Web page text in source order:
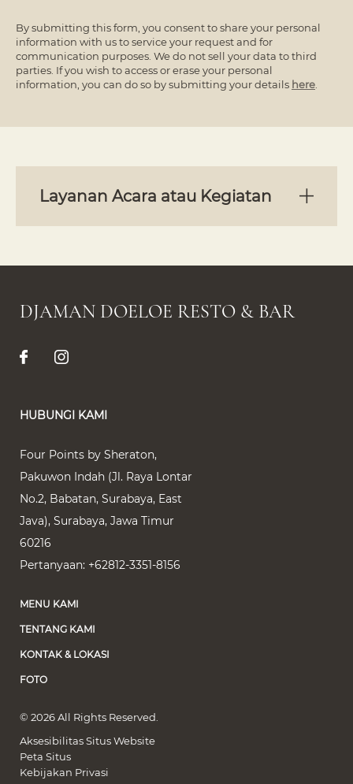
By submitting this form, you consent to share your personal
information with us to service your request and for
communication purposes. We do not sell your data to third
parties. If you wish to access or erase your personal
information, you can do so by submitting your details here
Layanan Acara atau Kegiatan
DJAMAN DOELOE RESTO & BAR
HUBUNGI KAMI
Four Points by Sheraton,
Pakuwon Indah (Jl. Raya Lontar
No.2, Babatan, Surabaya, East
Java), Surabaya, Jawa Timur
60216
Pertanyaan: +62812-3351-8156
MENU KAMI
TENTANG KAMI
KONTAK & LOKASI
FOTO
© 2026 All Rights Reserved.
Aksesibilitas Situs Website
Peta Situs
Kebijakan Privasi